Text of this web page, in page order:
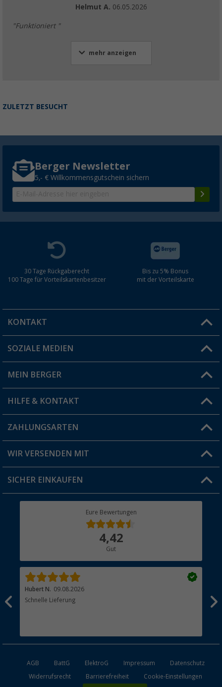
Helmut A. 06.05.2026
"Funktioniert "
mehr anzeigen
ZULETZT BESUCHT
Berger Newsletter
5,- € Willkommensgutschein sichern
30 Tage Rückgaberecht
100 Tage für Vorteilskartenbesitzer
Bis zu 5% Bonus
mit der Vorteilskarte
KONTAKT
Du hast eine Frage?
Filiale finden
SOZIALE MEDIEN
MEIN BERGER
Vorteilskarte
Blog
Jobs & Karriere
HILFE & KONTAKT
FAQ & Kontakt
Versandinformationen
Rücksendung
ZAHLUNGSARTEN
WIR VERSENDEN MIT
SICHER EINKAUFEN
Eure Bewertungen
4,42
Gut
Hubert N. 09.08.2026
Schnelle Lieferung
AGB BattG ElektroG Impressum
Datenschutz
Widerrufsrecht
Barrierefreiheit Cookie-Einstellungen